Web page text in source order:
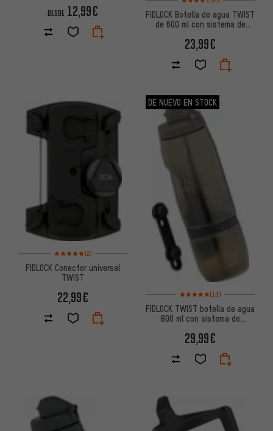
DESDE 12,99€
FIDLOCK Botella de agua TWIST
de 600 ml con sistema de
23,99€
Valoración media: 5 de 5 basada en 2 reseñas
(2)
FIDLOCK Conector universal
TWIST
22,99€
DE NUEVO EN STOCK
Valoración media: 5 de 5
(13)
FIDLOCK TWIST botella de agua
800 ml con sistema de
base
29,99€